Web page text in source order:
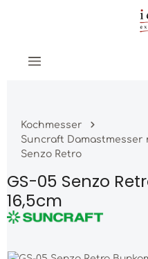
Zum Hauptinhalt springen
Kochmesser
Suncraft Damastmesser
Senzo Retro
GS-05 Senzo
16,5cm